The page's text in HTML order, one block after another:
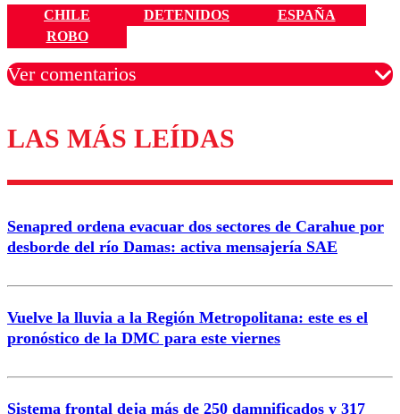
CHILE DETENIDOS
ESPAÑA
ROBO
Ver comentarios
Los comentarios son moderados para garantizar un
diálogo respetuoso.
Nombre
Correo
Enviar comentario
LAS MÁS LEÍDAS
Senapred ordena evacuar dos sectores de Carahue por
desborde del río Damas: activa mensajería SAE
Vuelve la lluvia a la Región Metropolitana: este es el
pronóstico de la DMC para este viernes
Sistema frontal deja más de 250 damnificados y 317